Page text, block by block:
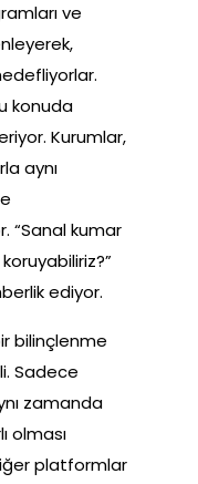
ve
konuda
Kurumlar,
aynı
“Sanal kumar
ediyor.
bilinçlenme
Sadece
zamanda
olması
platformlar